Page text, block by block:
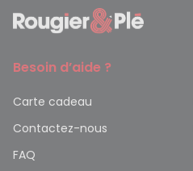
Besoin d’aide ?
Carte cadeau
Contactez-nous
FAQ